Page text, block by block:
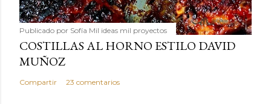
Publicado por Sofía Mil ideas mil proyectos
COSTILLAS AL HORNO ESTILO DAVID
MUÑOZ
Compartir 23 comentarios